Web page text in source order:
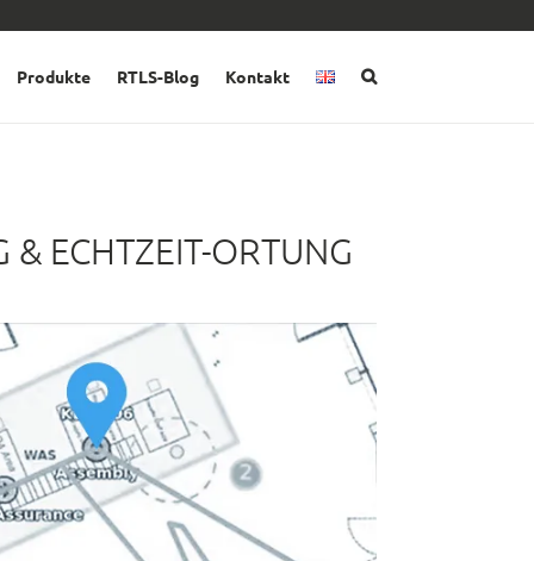
Produkte RTLS-Blog Kontakt
& ECHTZEIT-ORTUNG